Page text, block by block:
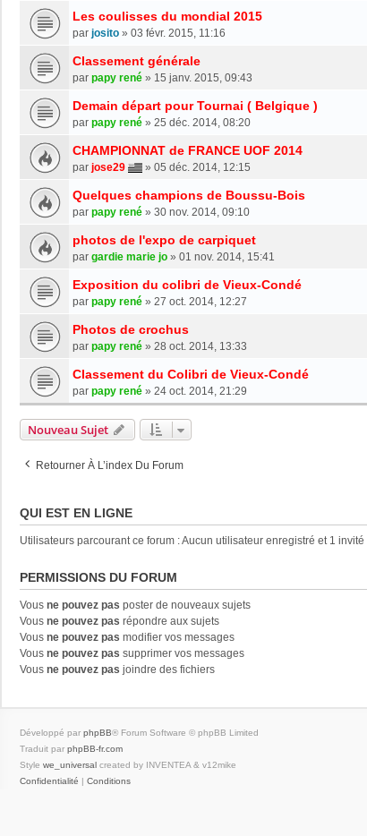
Les coulisses du mondial 2015
par josito » 03 févr. 2015, 11:16
Classement générale
par papy rené » 15 janv. 2015, 09:43
Demain départ pour Tournai ( Belgique )
par papy rené » 25 déc. 2014, 08:20
CHAMPIONNAT de FRANCE UOF 2014
par jose29 » 05 déc. 2014, 12:15
Quelques champions de Boussu-Bois
par papy rené » 30 nov. 2014, 09:10
photos de l'expo de carpiquet
par gardie marie jo » 01 nov. 2014, 15:41
Exposition du colibri de Vieux-Condé
par papy rené » 27 oct. 2014, 12:27
Photos de crochus
par papy rené » 28 oct. 2014, 13:33
Classement du Colibri de Vieux-Condé
par papy rené » 24 oct. 2014, 21:29
Nouveau Sujet
Retourner À L’index Du Forum
QUI EST EN LIGNE
Utilisateurs parcourant ce forum : Aucun utilisateur enregistré et 1 invité
PERMISSIONS DU FORUM
Vous ne pouvez pas poster de nouveaux sujets
Vous ne pouvez pas répondre aux sujets
Vous ne pouvez pas modifier vos messages
Vous ne pouvez pas supprimer vos messages
Vous ne pouvez pas joindre des fichiers
Développé par phpBB® Forum Software © phpBB Limited
Traduit par phpBB-fr.com
Style we_universal created by INVENTEA & v12mike
Confidentialité | Conditions